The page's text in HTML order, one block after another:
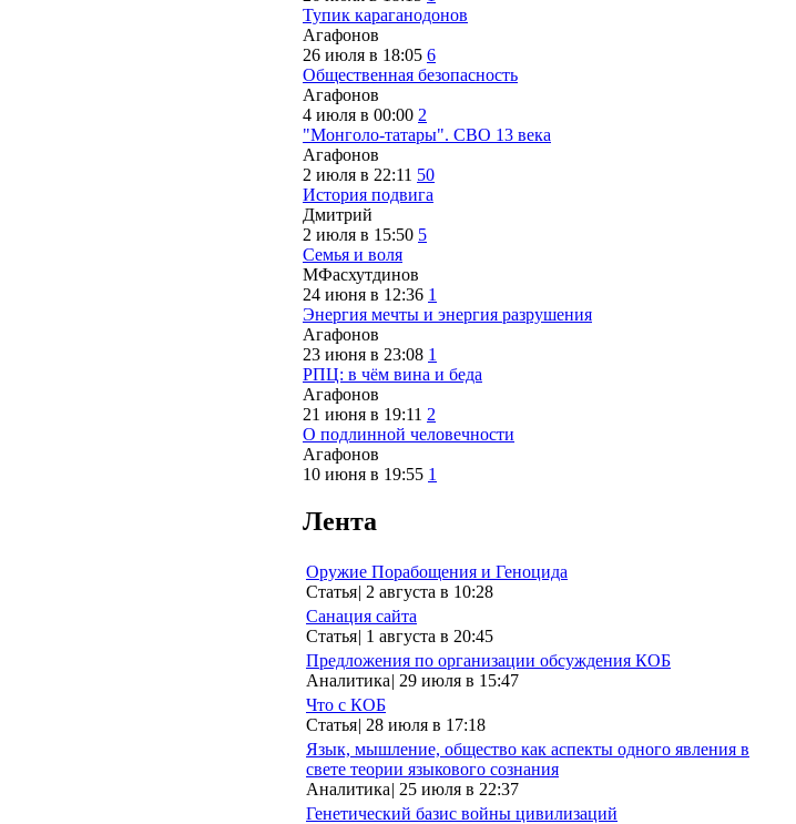
Тупик караганодонов
Агафонов
26 июля в 18:05 6
Общественная безопасность
Агафонов
4 июля в 00:00 2
"Монголо-татары". СВО 13 века
Агафонов
2 июля в 22:11 50
История подвига
Дмитрий
2 июля в 15:50 5
Семья и воля
МФасхутдинов
24 июня в 12:36 1
Энергия мечты и энергия разрушения
Агафонов
23 июня в 23:08 1
РПЦ: в чём вина и беда
Агафонов
21 июня в 19:11 2
О подлинной человечности
Агафонов
10 июня в 19:55 1
Лента
Оружие Порабощения и Геноцида
Статья| 2 августа в 10:28
Санация сайта
Статья| 1 августа в 20:45
Предложения по организации обсуждения КОБ
Аналитика| 29 июля в 15:47
Что с КОБ
Статья| 28 июля в 17:18
Язык, мышление, общество как аспекты одного явления в
свете теории языкового сознания
Аналитика| 25 июля в 22:37
Генетический базис войны цивилизаций